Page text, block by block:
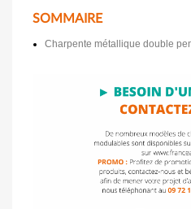
SOMMAIRE
Charpente métallique double